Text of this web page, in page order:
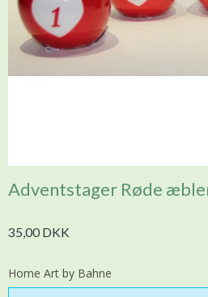
Adventstager Røde
35,00 DKK
Home Art by Bahne